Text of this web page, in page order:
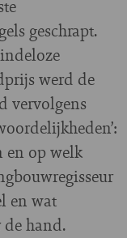
geschrapt.
werd de
vervolgens
en op welk
en wat
hand.